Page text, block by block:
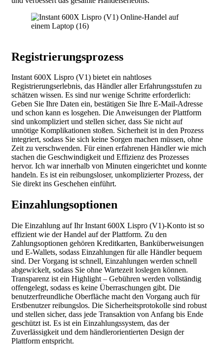
Registrierungsprozess
Instant 600X Lispro (V1) bietet ein nahtloses
Registrierungserlebnis, das Händler aller Erfahrungsstufen zu
schätzen wissen. Es sind nur wenige Schritte erforderlich:
Geben Sie Ihre Daten ein, bestätigen Sie Ihre E-Mail-Adresse
und schon kann es losgehen. Die Anweisungen der Plattform
sind unkompliziert und stellen sicher, dass Sie nicht auf
unnötige Komplikationen stoßen. Sicherheit ist in den Prozess
integriert, sodass Sie sich keine Sorgen machen müssen, ohne
Zeit zu verschwenden. Für einen erfahrenen Händler wie mich
stachen die Geschwindigkeit und Effizienz des Prozesses
hervor. Ich war innerhalb von Minuten eingerichtet und konnte
handeln. Es ist ein reibungsloser, unkomplizierter Prozess, der
Sie direkt ins Geschehen einführt.
Einzahlungsoptionen
Die Einzahlung auf Ihr Instant 600X Lispro (V1)-Konto ist so
effizient wie der Handel auf der Plattform. Zu den
Zahlungsoptionen gehören Kreditkarten, Banküberweisungen
und E-Wallets, sodass Einzahlungen für alle Händler bequem
sind. Der Vorgang ist schnell, Einzahlungen werden schnell
abgewickelt, sodass Sie ohne Wartezeit loslegen können.
Transparenz ist ein Highlight – Gebühren werden vollständig
offengelegt, sodass es keine Überraschungen gibt. Die
benutzerfreundliche Oberfläche macht den Vorgang auch für
Erstbenutzer reibungslos. Die Sicherheitsprotokolle sind robust
und stellen sicher, dass jede Transaktion von Anfang bis Ende
geschützt ist. Es ist ein Einzahlungssystem, das der
Zuverlässigkeit und dem händlerorientierten Design der
Plattform entspricht.